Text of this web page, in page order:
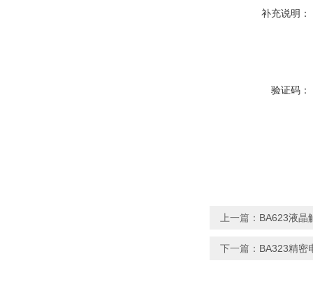
补充说明：
验证码：
上一篇： BA623液晶
下一篇： BA323精密